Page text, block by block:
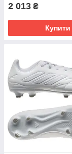
2 013 ₴
Купити